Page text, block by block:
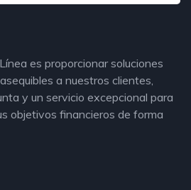
es proporcionar soluciones
a nuestros clientes,
y un servicio excepcional para
objetivos financieros de forma